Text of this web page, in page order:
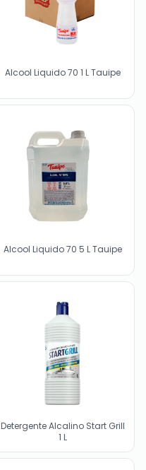
Alcool Liquido 70 1 L Tauipe
Alcool Liquido 70 5 L Tauipe
Detergente Alcalino Start Grill
1 L